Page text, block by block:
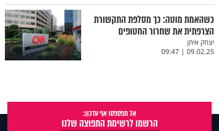
כשהאמת מוטה: כך מסלפת התקשורת
הצרפתית את שחרור החטופים
יצחק איתן
09.02.25 | 09:47
אל תפספסו אף עדכון:
הרשמו לרשימת התפוצה שלנו